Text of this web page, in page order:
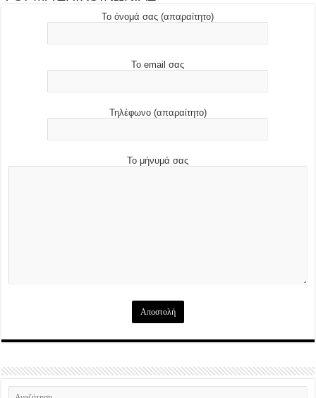
Το όνομά σας (απαραίτητο)
Το email σας
Τηλέφωνο (απαραίτητο)
Το μήνυμά σας